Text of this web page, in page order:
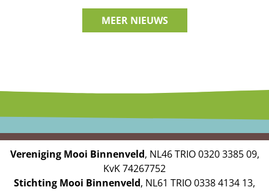
MEER NIEUWS
Vereniging Mooi Binnenveld, NL46 TRIO 0320 3385 09,
KvK 74267752
Stichting Mooi Binnenveld, NL61 TRIO 0338 4134 13,